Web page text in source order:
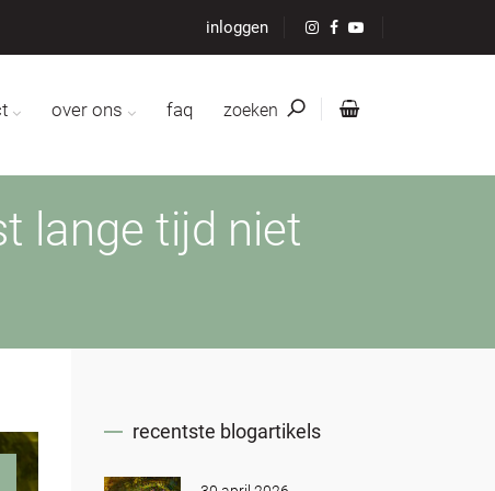
inloggen
over ons faq zoeken
lange tijd niet
recentste blogartikels